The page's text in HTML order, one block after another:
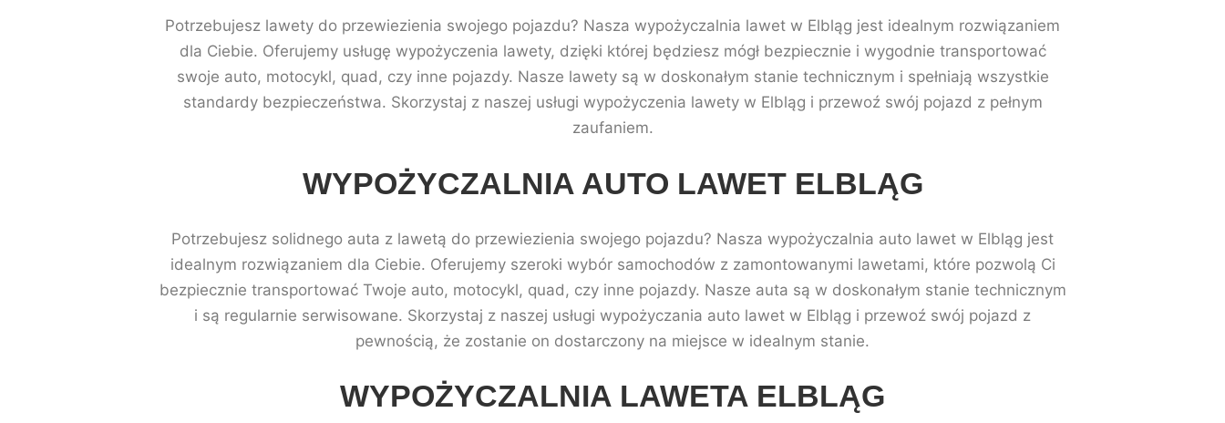
Potrzebujesz lawety do przewiezienia swojego pojazdu? Nasza wypożyczalnia lawet w Elbląg jest idealnym rozwiązaniem
dla Ciebie. Oferujemy usługę wypożyczenia lawety, dzięki której będziesz mógł bezpiecznie i wygodnie transportować
swoje auto, motocykl, quad, czy inne pojazdy. Nasze lawety są w doskonałym stanie technicznym i spełniają wszystkie
standardy bezpieczeństwa. Skorzystaj z naszej usługi wypożyczenia lawety w Elbląg i przewoź swój pojazd z pełnym
zaufaniem.
WYPOŻYCZALNIA AUTO LAWET ELBLĄG
Potrzebujesz solidnego auta z lawetą do przewiezienia swojego pojazdu? Nasza wypożyczalnia auto lawet w Elbląg jest
idealnym rozwiązaniem dla Ciebie. Oferujemy szeroki wybór samochodów z zamontowanymi lawetami, które pozwolą Ci
bezpiecznie transportować Twoje auto, motocykl, quad, czy inne pojazdy. Nasze auta są w doskonałym stanie technicznym
i są regularnie serwisowane. Skorzystaj z naszej usługi wypożyczania auto lawet w Elbląg i przewoź swój pojazd z
pewnością, że zostanie on dostarczony na miejsce w idealnym stanie.
WYPOŻYCZALNIA LAWETA ELBLĄG